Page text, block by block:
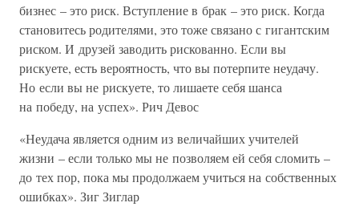
бизнес – это риск. Вступление в брак – это риск. Когда
становитесь родителями, это тоже связано с гигантским
риском. И друзей заводить рискованно. Если вы
рискуете, есть вероятность, что вы потерпите неудачу.
Но если вы не рискуете, то лишаете себя шанса
на победу, на успех». Рич Девос
«Неудача является одним из величайших учителей
жизни – если только мы не позволяем ей себя сломить –
до тех пор, пока мы продолжаем учиться на собственных
ошибках». Зиг Зиглар